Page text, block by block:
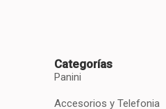
Categorías
Panini
Accesorios y Telefonia